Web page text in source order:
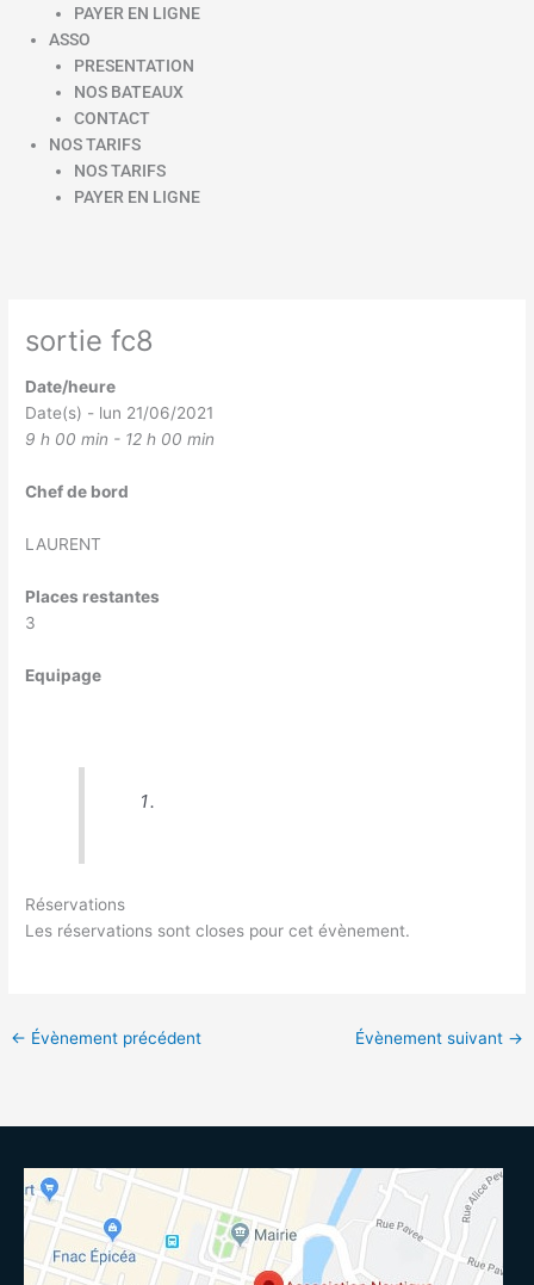
PAYER EN LIGNE
ASSO
PRESENTATION
NOS BATEAUX
CONTACT
NOS TARIFS
NOS TARIFS
PAYER EN LIGNE
sortie fc8
Date/heure
Date(s) - lun 21/06/2021
9 h 00 min - 12 h 00 min
Chef de bord
LAURENT
Places restantes
3
Equipage
Réservations
Les réservations sont closes pour cet évènement.
← Évènement précédent Évènement suivant →